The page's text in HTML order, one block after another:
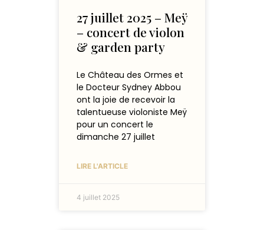
27 juillet 2025 – Meÿ
– concert de violon
& garden party
Le Château des Ormes et
le Docteur Sydney Abbou
ont la joie de recevoir la
talentueuse violoniste Meÿ
pour un concert le
dimanche 27 juillet
LIRE L'ARTICLE
4 juillet 2025